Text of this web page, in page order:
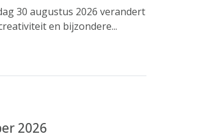
30 augustus 2026 verandert
en bijzondere...
2026